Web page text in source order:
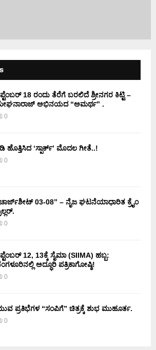
18 ರಂದು ತೆರೆಗೆ ಬರಲಿದೆ ಶ್ರೀನಗರ ಕಿಟ್ಟಿ –
ಅಭಿನಯದ “ಅಮರ್ಥ” .
0
ಹೊತ್ತಿಸಿದ ‘ಸ್ಪಾರ್ಕ್’ ಮೊದಲ‌ ಗೀತೆ..!
0
03-08” – ನೈಜ ಘಟನೆಯಾಧಾರಿತ ಕ್ರೈಂ
0
12, 13ಕ್ಕೆ ಸೈಮಾ (SIIMA) ಹಬ್ಬ:
ಅದ್ಧೂರಿ ಪತ್ರಿಕಾಗೋಷ್ಠಿ!
0
ಪ್ರತಿಭೆಗಳ “ಸಂಪಿಗೆ” ಚಿತ್ರಕ್ಕೆ ಶುಭ ಮುಹೂರ್ತ.
0